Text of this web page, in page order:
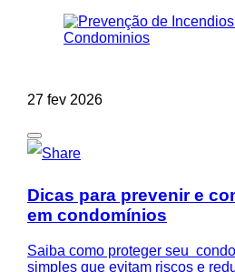
27 fev 2026
Dicas para prevenir e
em condomínios
Saiba como proteger seu
simples que evitam riscos e